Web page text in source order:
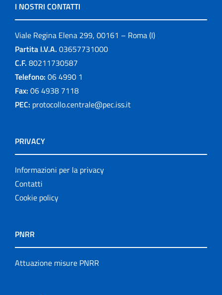
I NOSTRI CONTATTI
Viale Regina Elena 299, 00161 – Roma (I)
Partita I.V.A. 03657731000
C.F. 80211730587
Telefono: 06 4990 1
Fax: 06 4938 7118
PEC: protocollo.centrale@pec.iss.it
PRIVACY
Informazioni per la privacy
Contatti
Cookie policy
PNRR
Attuazione misure PNRR